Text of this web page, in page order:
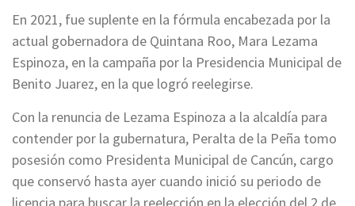
En 2021, fue suplente en la fórmula encabezada por la
actual gobernadora de Quintana Roo, Mara Lezama
Espinoza, en la campaña por la Presidencia Municipal de
Benito Juarez, en la que logró reelegirse.
Con la renuncia de Lezama Espinoza a la alcaldía para
contender por la gubernatura, Peralta de la Peña tomo
posesión como Presidenta Municipal de Cancún, cargo
que conservó hasta ayer cuando inició su periodo de
licencia para buscar la reelección en la elección del 2 de